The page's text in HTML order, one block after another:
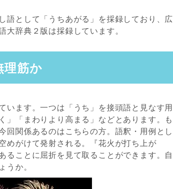
語として「うちあがる」を採録しており、広
辞典２版は採録しています。
理筋か
います。一つは「うち」を接頭語と見なす用
」「まわりより高まる」などとあります。も
回関係あるのはこちらの方。語釈・用例とし
めがけて発射される。『花火が打ち上が
ることに屈折を見て取ることができます。自
か。